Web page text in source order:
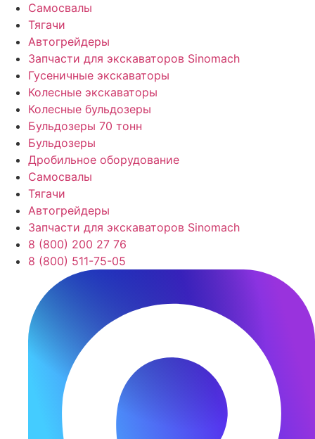
Самосвалы
Тягачи
Автогрейдеры
Запчасти для экскаваторов Sinomach
Гусеничные экскаваторы
Колесные экскаваторы
Колесные бульдозеры
Бульдозеры 70 тонн
Бульдозеры
Дробильное оборудование
Самосвалы
Тягачи
Автогрейдеры
Запчасти для экскаваторов Sinomach
8 (800) 200 27 76
8 (800) 511-75-05